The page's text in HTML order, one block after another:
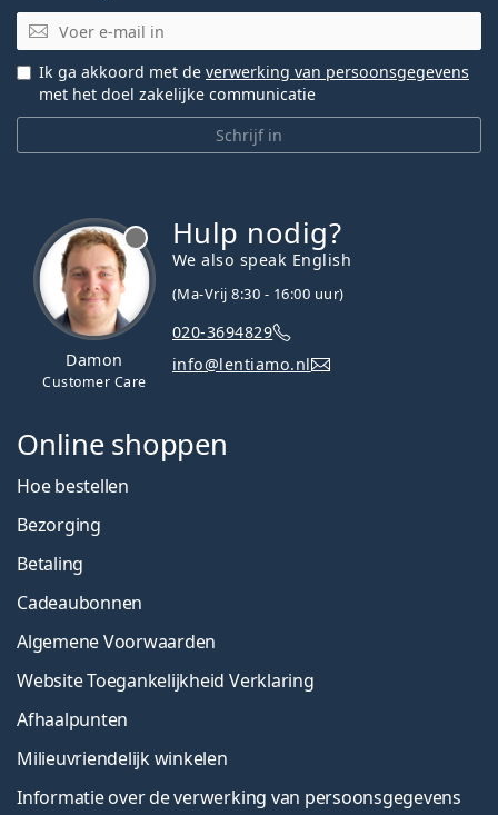
E-mail
Schrijf in
Ik ga akkoord met de verwerking van persoonsgegevens
met het doel zakelijke communicatie
Damon
Customer Care
Hulp nodig?
We also speak English
(Ma-Vrij 8:30 - 16:00 uur)
020-3694829
info@lentiamo.nl
Online shoppen
Hoe bestellen
Bezorging
Betaling
Cadeaubonnen
Algemene Voorwaarden
Website Toegankelijkheid Verklaring
Afhaalpunten
Milieuvriendelijk winkelen
Informatie over de verwerking van persoonsgegevens